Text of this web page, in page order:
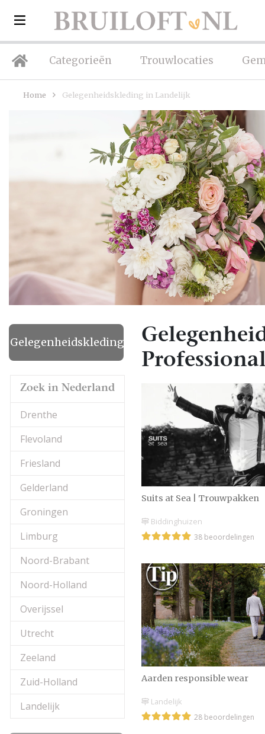
Categorieën Trouwlocaties
Home Gelegenheidskleding in Landelijk
Gelegenheidskleding
Zoek in Nederland
Drenthe
Flevoland
Friesland
Gelderland
Groningen
Limburg
Noord-Brabant
Noord-Holland
Overijssel
Utrecht
Zeeland
Zuid-Holland
Landelijk
Suits at Sea | Trouwpakken
Biddinghuizen
38 beoordelingen
Aarden responsible wear
Landelijk
28 beoordelingen